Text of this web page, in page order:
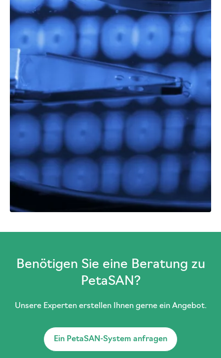
Benötigen Sie eine Beratung zu
PetaSAN?
Unsere Experten erstellen Ihnen gerne ein Angebot.
Ein PetaSAN-System anfragen